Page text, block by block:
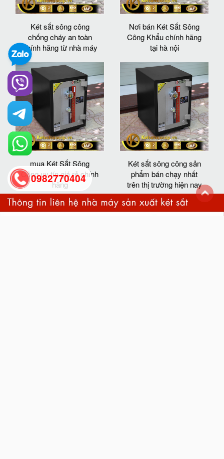
Két sắt sông công
chống cháy an toàn
chính hãng từ nhà máy
Nơi bán Két Sắt Sông
Công Khẩu chính hãng
tại hà nội
mua Két Sắt Sông
Công uy tín giá rẻ chính
hãng
Két sắt sông công sản
phẩm bán chạy nhất
trên thị trường hiện nay
0982770404
back